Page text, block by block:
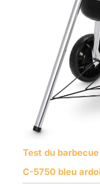
Test du
C-5750 bleu